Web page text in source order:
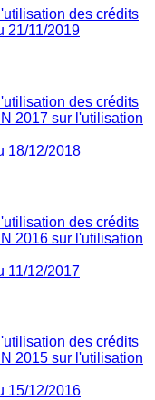
des crédits
21/11/2019
des crédits
2017 sur l'utilisation
18/12/2018
des crédits
2016 sur l'utilisation
11/12/2017
des crédits
2015 sur l'utilisation
15/12/2016